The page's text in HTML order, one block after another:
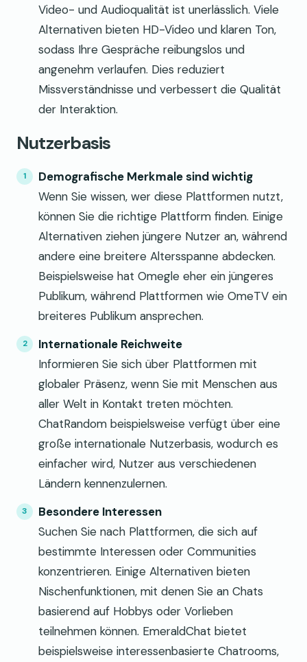
Video- und Audioqualität ist unerlässlich. Viele
Alternativen bieten HD-Video und klaren Ton,
sodass Ihre Gespräche reibungslos und
angenehm verlaufen. Dies reduziert
Missverständnisse und verbessert die Qualität
der Interaktion.
Nutzerbasis
Demografische Merkmale sind wichtig
Wenn Sie wissen, wer diese Plattformen nutzt,
können Sie die richtige Plattform finden. Einige
Alternativen ziehen jüngere Nutzer an, während
andere eine breitere Altersspanne abdecken.
Beispielsweise hat Omegle eher ein jüngeres
Publikum, während Plattformen wie OmeTV ein
breiteres Publikum ansprechen.
Internationale Reichweite
Informieren Sie sich über Plattformen mit
globaler Präsenz, wenn Sie mit Menschen aus
aller Welt in Kontakt treten möchten.
ChatRandom beispielsweise verfügt über eine
große internationale Nutzerbasis, wodurch es
einfacher wird, Nutzer aus verschiedenen
Ländern kennenzulernen.
Besondere Interessen
Suchen Sie nach Plattformen, die sich auf
bestimmte Interessen oder Communities
konzentrieren. Einige Alternativen bieten
Nischenfunktionen, mit denen Sie an Chats
basierend auf Hobbys oder Vorlieben
teilnehmen können. EmeraldChat bietet
beispielsweise interessenbasierte Chatrooms,